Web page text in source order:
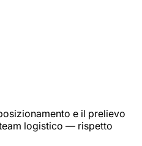
e il prelievo
logistico — rispetto